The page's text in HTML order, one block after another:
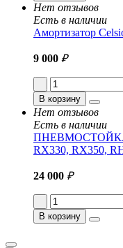
Нет отзывов
Есть в наличии
Амортизатор
9 000 ₽
В корзину
Нет отзывов
Есть в наличии
ПНЕВМОСТОЙКА
RX330, RX350,
24 000 ₽
В корзину